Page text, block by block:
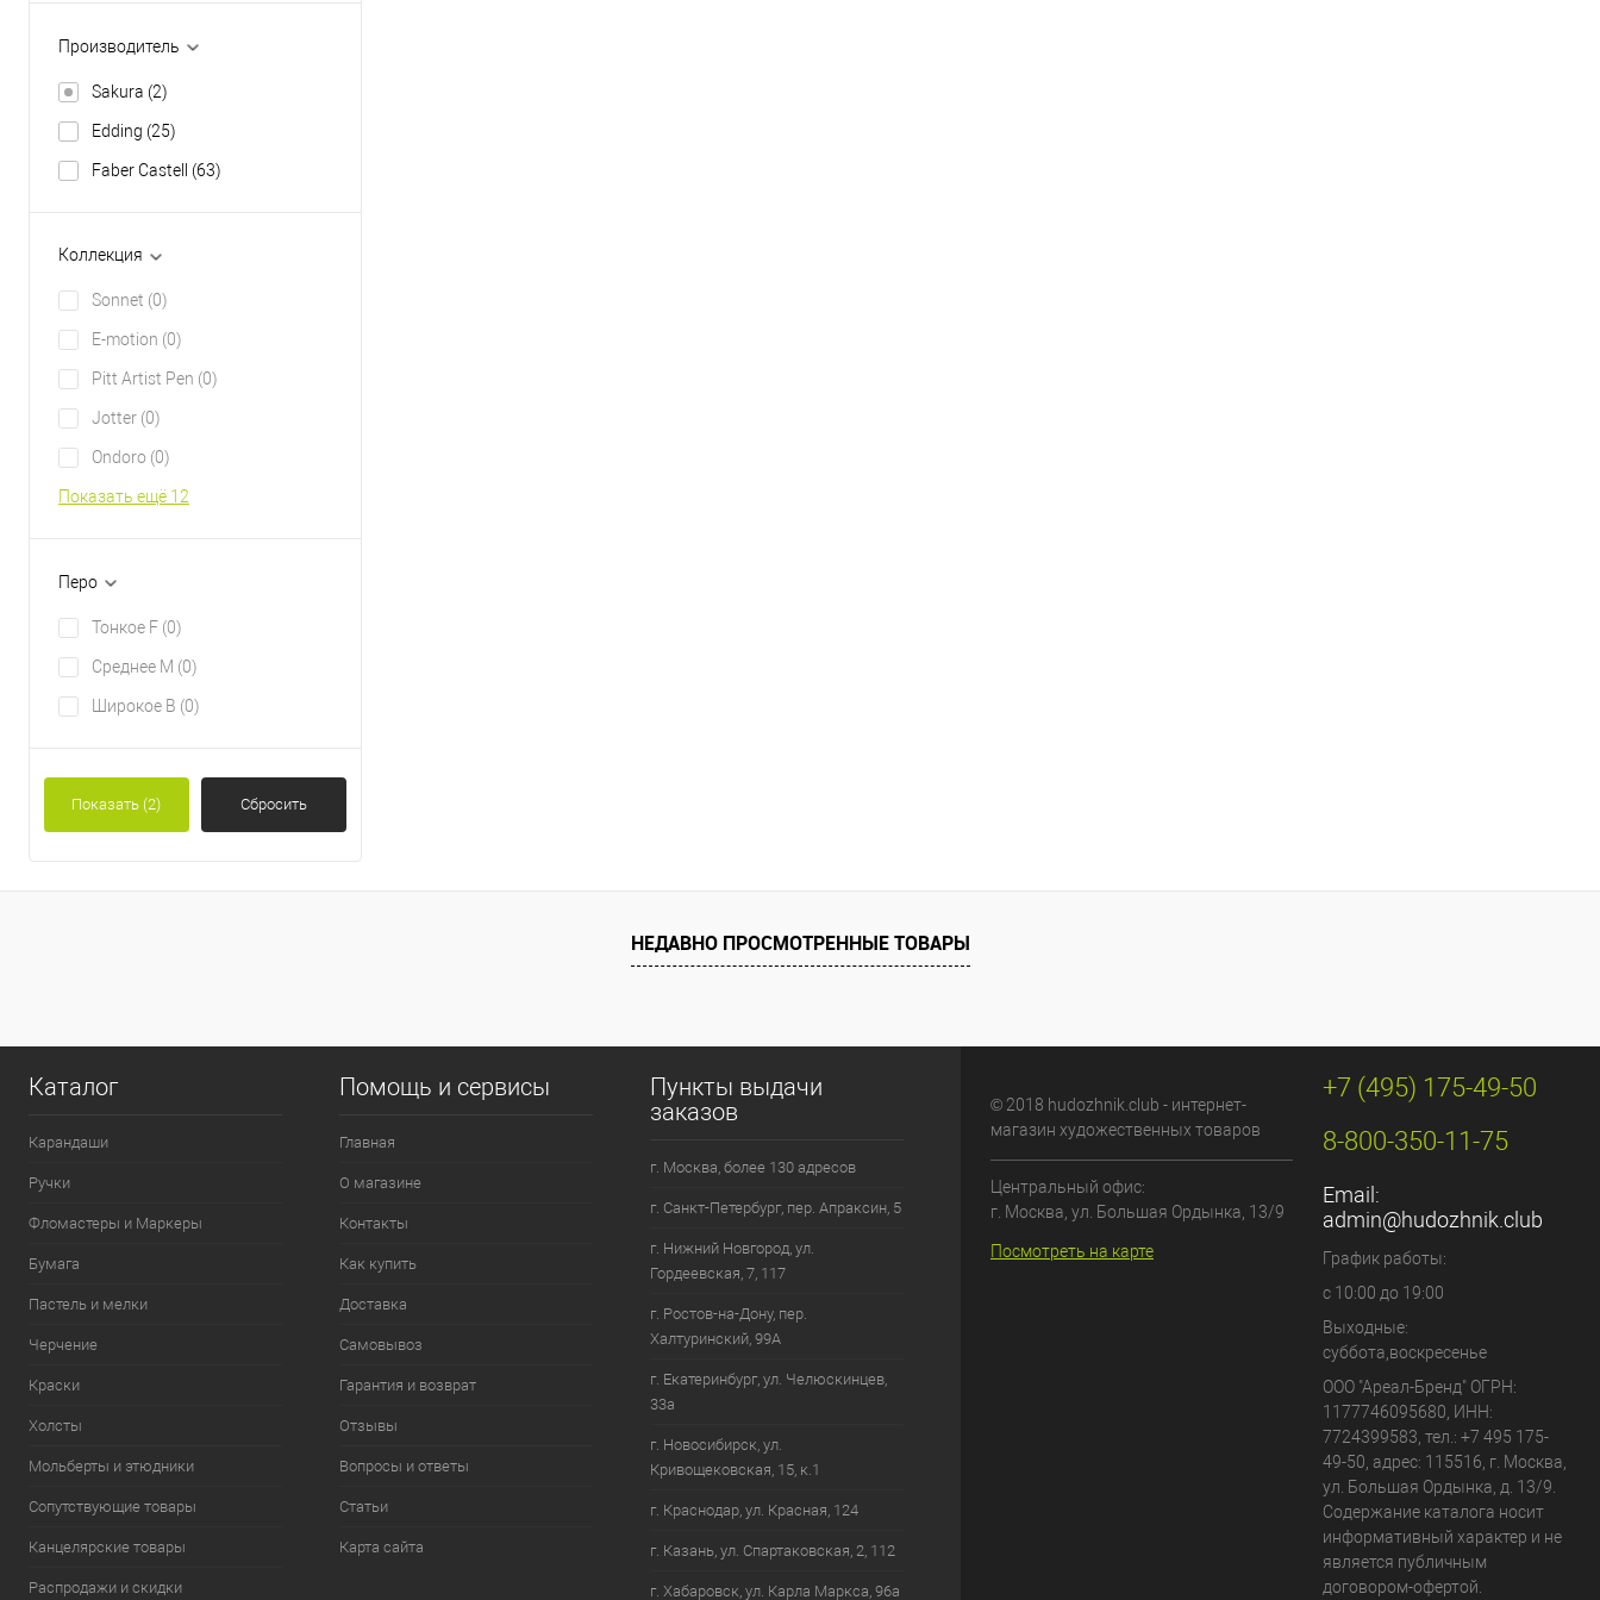
Производитель
Sakura (2)
Edding (25)
Faber Castell (63)
Коллекция
Sonnet (0)
E-motion (0)
Pitt Artist Pen (0)
Jotter (0)
Ondoro (0)
Показать ещё 12
Перо
Тонкое F (0)
Среднее М (0)
Широкое B (0)
Показать (2) Сбросить
НЕДАВНО ПРОСМОТРЕННЫЕ ТОВАРЫ
Каталог
Карандаши
Ручки
Фломастеры и Маркеры
Бумага
Пастель и мелки
Черчение
Краски
Холсты
Мольберты и этюдники
Сопутствующие товары
Канцелярские товары
Распродажи и скидки
Помощь и сервисы
Главная
О магазине
Контакты
Как купить
Доставка
Самовывоз
Гарантия и возврат
Отзывы
Вопросы и ответы
Статьи
Карта сайта
Пункты выдачи
заказов
г. Москва, более 130 адресов
г. Санкт-Петербург, пер. Апраксин, 5
г. Нижний Новгород, ул.
Гордеевская, 7, 117
г. Ростов-на-Дону, пер.
Халтуринский, 99А
г. Екатеринбург, ул. Челюскинцев,
33а
г. Новосибирск, ул.
Кривощековская, 15, к.1
г. Краснодар, ул. Красная, 124
г. Казань, ул. Спартаковская, 2, 112
г. Хабаровск, ул. Карла Маркса, 96а
© 2018 hudozhnik.club - интернет-
магазин художественных товаров
Центральный офис:
г. Москва, ул. Большая Ордынка, 13/9
Посмотреть на карте
+7 (495) 175-49-50
8-800-350-11-75
Email:
admin@hudozhnik.club
График работы:
с 10:00 до 19:00
Выходные:
суббота,воскресенье
ООО "Ареал-Бренд" ОГРН:
1177746095680, ИНН:
7724399583, тел.: +7 495 175-
49-50, адрес: 115516, г. Москва,
ул. Большая Ордынка, д. 13/9.
Содержание каталога носит
информативный характер и не
является публичным
договором-офертой.